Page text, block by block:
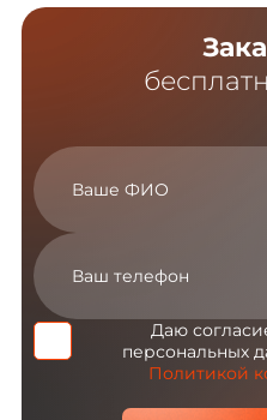
Даю
персональных
Политикой